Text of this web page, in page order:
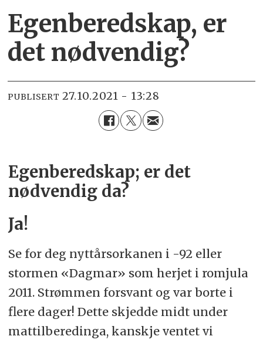
Egenberedskap, er
det nødvendig?
PUBLISERT 27.10.2021 - 13:28
Egenberedskap; er det
nødvendig da?
Ja!
Se for deg nyttårsorkanen i -92 eller
stormen «Dagmar» som herjet i romjula
2011. Strømmen forsvant og var borte i
flere dager! Dette skjedde midt under
mattilberedinga, kanskje ventet vi